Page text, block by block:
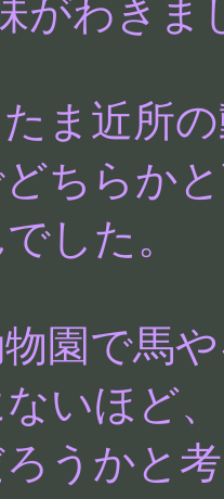
がわきま
ま近所
ちらか
した。
園で馬
いほど
うかと